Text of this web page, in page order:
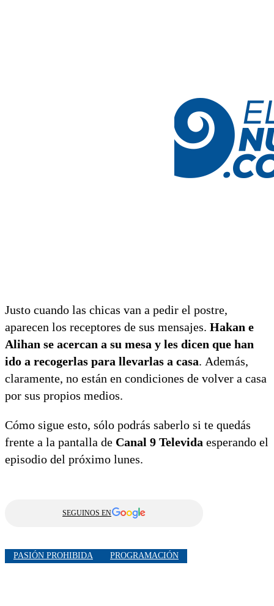
Justo cuando las chicas van a pedir el postre,
aparecen los receptores de sus mensajes. Hakan e
Alihan se acercan a su mesa y les dicen que han
ido a recogerlas para llevarlas a casa. Además,
claramente, no están en condiciones de volver a casa
por sus propios medios.
Cómo sigue esto, sólo podrás saberlo si te quedás
frente a la pantalla de Canal 9 Televida esperando el
episodio del próximo lunes.
SEGUINOS EN
PASIÓN PROHIBIDA PROGRAMACIÓN